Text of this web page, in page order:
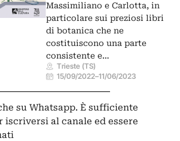
Massimiliano e Carlotta, in
particolare sui preziosi libri
di botanica che ne
costituiscono una parte
consistente e…
Trieste (TS)
15/09/2022–11/06/2023
su Whatsapp. È sufficiente
iscriversi al canale ed essere